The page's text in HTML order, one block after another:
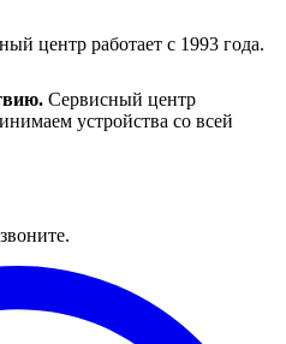
центр работает с 1993 года.
Сервисный центр
устройства со всей